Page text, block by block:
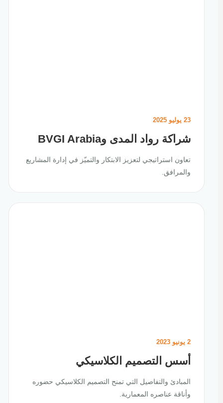
23 يوليو 2025
شراكة رواد المدى وBVGI Arabia
تعاون استراتيجي لتعزيز الابتكار والتميّز في إدارة المشاريع
والمرافق.
أسس التصميم الكلاسيكي
المبادئ والتفاصيل التي تمنح التصميم الكلاسيكي حضوره
وأناقة عناصره المعمارية.